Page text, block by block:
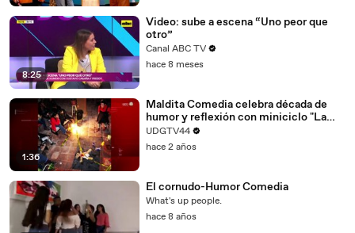
8:25
Video: sube a escena “Uno peor que
otro”
Canal ABC TV
hace 8 meses
1:36
Maldita Comedia celebra década de
humor y reflexión con miniciclo "La
vida es una maldita comedia"
UDGTV44
hace 2 años
El cornudo-Humor Comedia
What's up people.
hace 8 años